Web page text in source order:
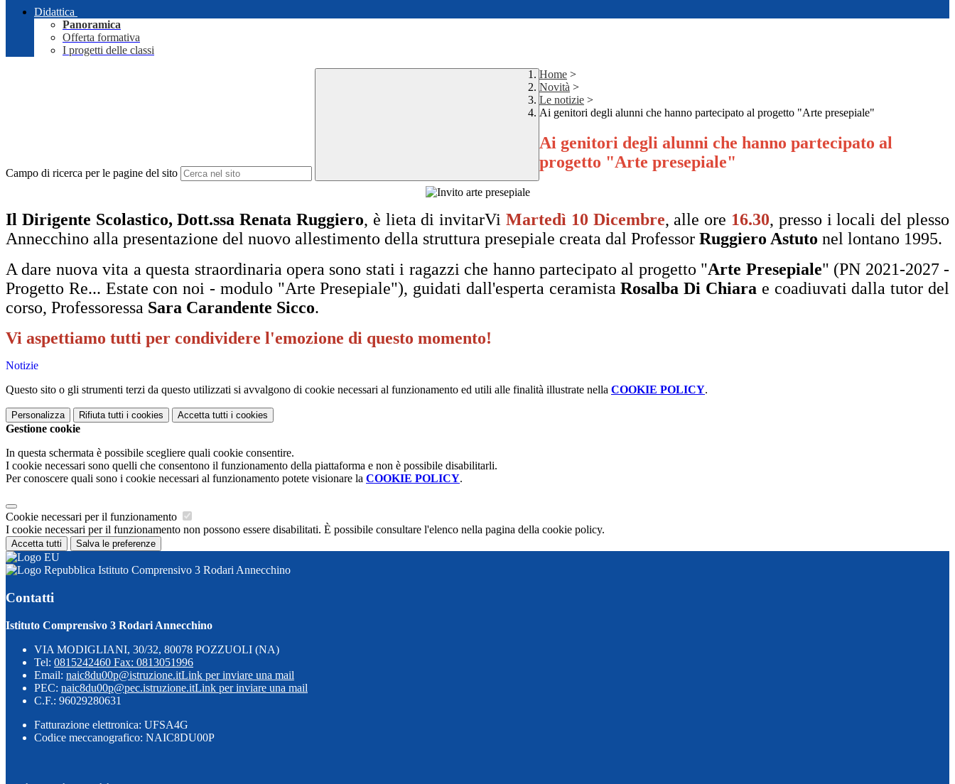
Didattica
Panoramica
Offerta formativa
I progetti delle classi
Campo di ricerca per le pagine del sito
Home >
Novità >
Le notizie >
Ai genitori degli alunni che hanno partecipato al progetto "Arte presepiale"
Ai genitori degli alunni che hanno partecipato al
progetto "Arte presepiale"
Il Dirigente Scolastico, Dott.ssa Renata Ruggiero, è lieta di invitarVi Martedì 10 Dicembre, alle ore 16.30, presso i locali del plesso
Annecchino alla presentazione del nuovo allestimento della struttura presepiale creata dal Professor Ruggiero Astuto nel lontano 1995.
A dare nuova vita a questa straordinaria opera sono stati i ragazzi che hanno partecipato al progetto "Arte Presepiale" (PN 2021-2027 -
Progetto Re... Estate con noi - modulo "Arte Presepiale"), guidati dall'esperta ceramistaRosalba Di Chiara e coadiuvati dalla tutor del
corso, Professoressa Sara Carandente Sicco.
Vi aspettiamo tutti per condividere l'emozione di questo momento!
Notizie
Questo sito o gli strumenti terzi da questo utilizzati si avvalgono di cookie necessari al funzionamento ed utili alle finalità illustrate nella COOKIE POLICY.
Personalizza Rifiuta tutti i cookies Accetta tutti i cookies
Gestione cookie
In questa schermata è possibile scegliere quali cookie consentire.
I cookie necessari sono quelli che consentono il funzionamento della piattaforma e non è possibile disabilitarli.
Per conoscere quali sono i cookie necessari al funzionamento potete visionare la COOKIE POLICY.
Cookie necessari per il funzionamento
I cookie necessari per il funzionamento non possono essere disabilitati. È possibile consultare l'elenco nella pagina della cookie policy.
Accetta tutti Salva le preferenze
Istituto Comprensivo 3 Rodari Annecchino
Contatti
Istituto Comprensivo 3 Rodari Annecchino
VIA MODIGLIANI, 30/32, 80078 POZZUOLI (NA)
Tel: 0815242460 Fax: 0813051996
Email: naic8du00p@istruzione.itLink per inviare una mail
PEC: naic8du00p@pec.istruzione.itLink per inviare una mail
C.F.: 96029280631
Fatturazione elettronica: UFSA4G
Codice meccanografico: NAIC8DU00P